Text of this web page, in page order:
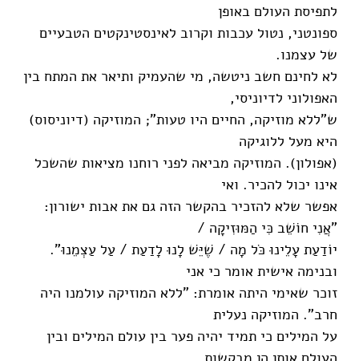
לתפיסת העולם באופן
ספונטני, נטול עכבות וקרוב לאינסטינקטים הטבעיים
של עצמנו.
לא לחינם חשב ניטשה, מי שהעמיק ותיאר את המתח בין
האפולוני לדיוניסי,
ש"ללא מוזיקה, החיים היו טעות"; המוזיקה (דיוניסוס)
היא מעל ללוגיקה
(אפולון). המוזיקה מביאה לפני רוחנו מציאות שהשכל
אינו יכול להכיר. ואי
אפשר שלא להזכיר בהקשר הזה גם את אבות ישורון:
"אֲנִי חוֹשֵׁב כִּי הַמּוּזִיקָה /
יוֹדַעַת עָלֵינוּ כֹּל מָה / שֶׁיֵּשׁ לָנוּ לָדַעַת / עַל עַצְמֵנוּ".
ובנימה אישית אומר כי אני
זוכר שאימי היתה אומרת: "ללא המוזיקה עולמנו היה
חרב". המוזיקה נעלית
על המילים כי תמיד יהיה פער בין עולם המילים ובין